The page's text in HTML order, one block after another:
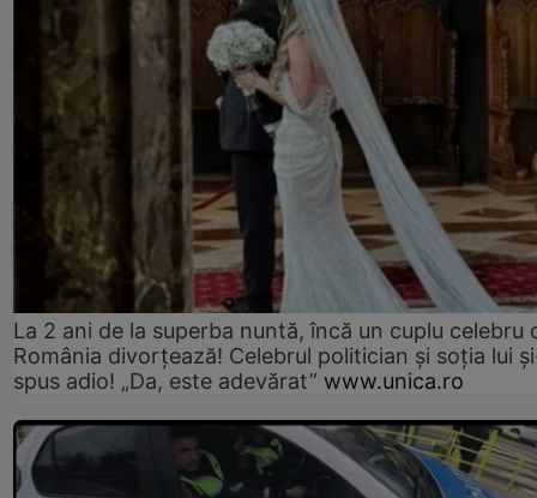
La 2 ani de la superba nuntă, încă un cuplu celebru
România divorțează! Celebrul politician și soția lui
spus adio! „Da, este adevărat” www.unica.ro